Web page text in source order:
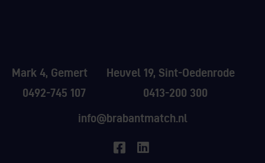
Mark 4, Gemert
0492-745 107
Heuvel 19, Sint-Oedenrode
0413-200 300
info@brabantmatch.nl